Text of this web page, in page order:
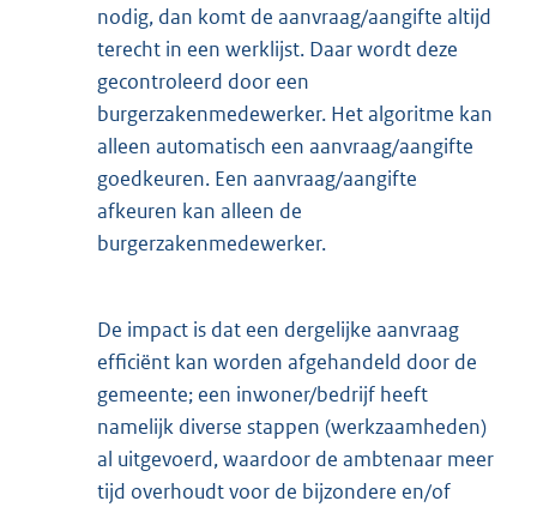
nodig, dan komt de aanvraag/aangifte altijd
terecht in een werklijst. Daar wordt deze
gecontroleerd door een
burgerzakenmedewerker. Het algoritme kan
alleen automatisch een aanvraag/aangifte
goedkeuren. Een aanvraag/aangifte
afkeuren kan alleen de
burgerzakenmedewerker.
De impact is dat een dergelijke aanvraag
efficiënt kan worden afgehandeld door de
gemeente; een inwoner/bedrijf heeft
namelijk diverse stappen (werkzaamheden)
al uitgevoerd, waardoor de ambtenaar meer
tijd overhoudt voor de bijzondere en/of